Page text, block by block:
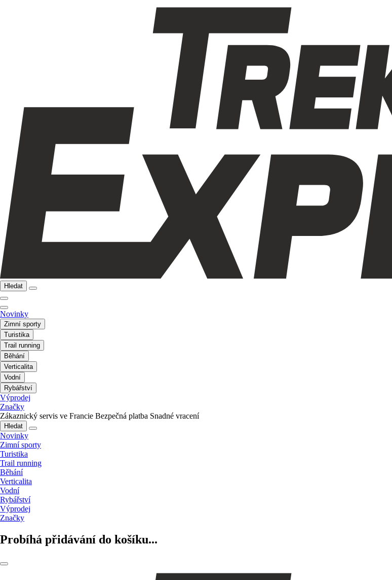
Hledat
Novinky
Zimní sporty
Turistika
Trail running
Běhání
Verticalita
Vodní
Rybářství
Výprodej
Značky
Zákaznický servis ve Francie Bezpečná platba Snadné vracení
Hledat
Novinky
Zimní sporty
Turistika
Trail running
Běhání
Verticalita
Vodní
Rybářství
Výprodej
Značky
Probíhá přidávání do košíku...